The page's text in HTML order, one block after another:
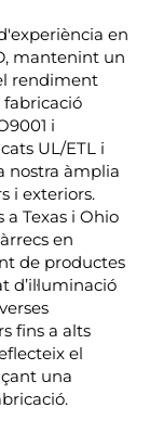
en
mantenint un
rendiment
fabricació
i
UL/ETL i
nostra àmplia
i exteriors.
Texas i Ohio
en
de productes
fins a alts
el
una